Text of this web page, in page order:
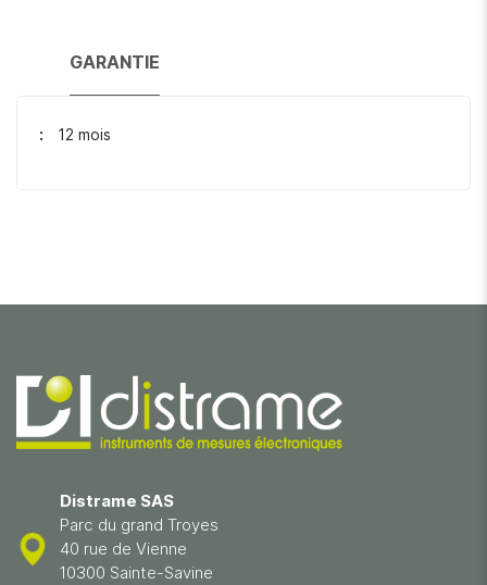
GARANTIE
12 mois
Distrame SAS
Parc du grand Troyes
40 rue de Vienne
10300 Sainte-Savine